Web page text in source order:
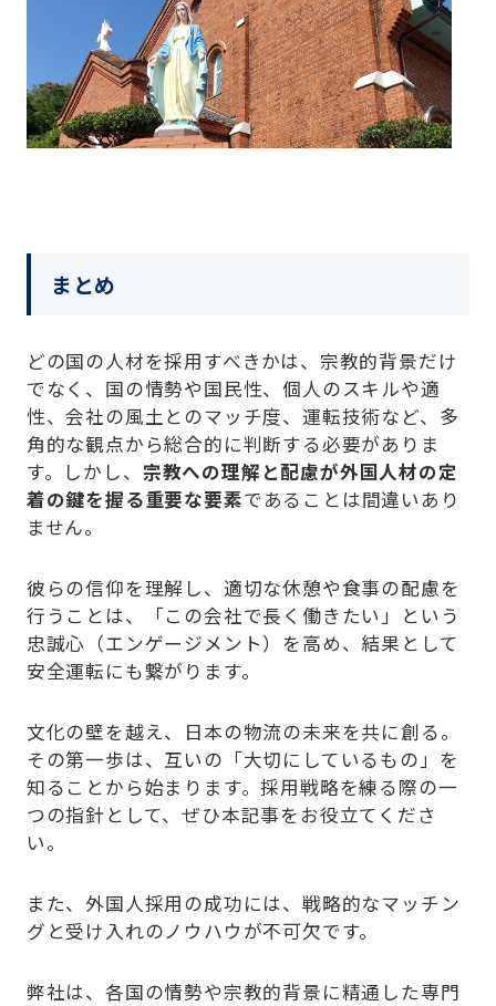
まとめ
どの国の人材を採用すべきかは、宗教的背景だけ
でなく、国の情勢や国民性、個人のスキルや適
性、会社の風土とのマッチ度、運転技術など、多
角的な観点から総合的に判断する必要がありま
す。しかし、 宗教への理解と配慮が外国人材の定
着の鍵を握る重要な要素であることは間違いあり
ません。
彼らの信仰を理解し、適切な休憩や食事の配慮を
行うことは、「この会社で長く働きたい」という
忠誠心（エンゲージメント）を高め、結果として
安全運転にも繋がります。
文化の壁を越え、日本の物流の未来を共に創る。
その第一歩は、互いの「大切にしているもの」を
知ることから始まります。採用戦略を練る際の一
つの指針として、ぜひ本記事をお役立てくださ
い。
また、外国人採用の成功には、戦略的なマッチン
グと受け入れのノウハウが不可欠です。
弊社は、各国の情勢や宗教的背景に精通した専門